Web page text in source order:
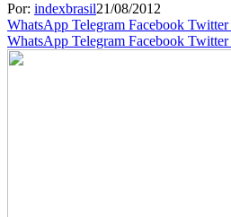
Por: indexbrasil21/08/2012
WhatsApp Telegram Facebook Twitter
WhatsApp Telegram Facebook Twitter